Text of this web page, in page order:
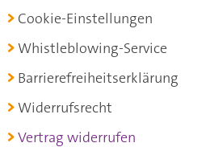
Cookie-Einstellungen
Whistleblowing-Service
Barrierefreiheitserklärung
Widerrufsrecht
Vertrag widerrufen